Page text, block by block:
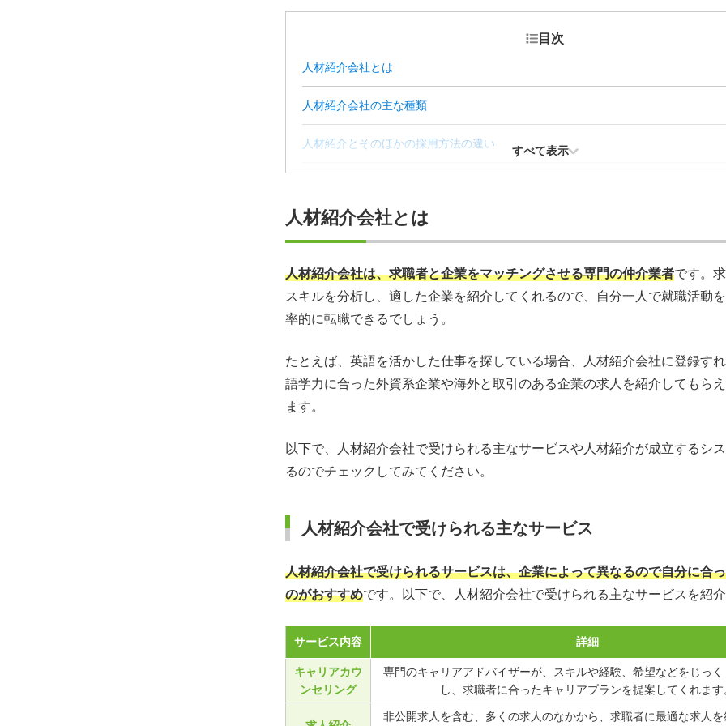
目次
人材紹介会社とは
人材紹介会社の主な種類
人材紹介とそのほかの採用方法の違い
人材紹介会社を活用するデメリット
【まとめ】エージェントに相談してぴったりの仕事を見つけよう
すべて表示
人材紹介会社とは
人材紹介会社は、求職者と企業をマッチングさせる専門の仲介業者です。
スキルを分析し、適した企業を紹介してくれるので、自分一人で就職活動
率的に転職できるでしょう。
たとえば、英語を活かした仕事を探している場合、人材紹介会社に登録す
語学力に合った外資系企業や海外と取引のある企業の求人を紹介してもら
ます。
以下で、人材紹介会社で受けられる主なサービスや人材紹介が成立するシ
るのでチェックしてみてください。
人材紹介会社で受けられる主なサービス
人材紹介会社で受けられるサービスは、企業によって異なるので自分に合
のがおすすめです。以下で、人材紹介会社で受けられる主なサービスを紹
サービス内容 詳細
キャリアカウ
ンセリング
専門のキャリアアドバイザーが、スキルや経験、希望などをじっ
し、求職者に合ったキャリアプランを提案してくれます
非公開求人を含む、多くの求人のなかから、求職者に最適な求人